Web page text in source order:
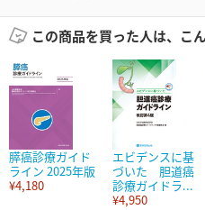
この商品を買った人は、こ
膵癌診療ガイド
ライン 2025年版
¥4,180
エビデンスに基
づいた 胆道癌
診療ガイドラ...
¥4,950